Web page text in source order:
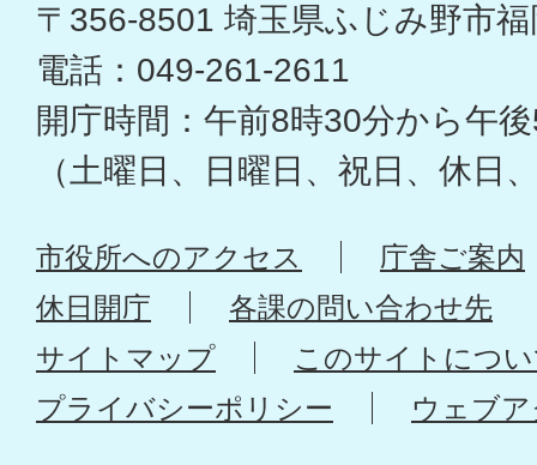
〒356-8501 埼玉県ふじみ野市
電話：049-261-2611
開庁時間：午前8時30分から午
（土曜日、日曜日、祝日、休日
市役所へのアクセス
庁舎ご案内
休日開庁
各課の問い合わせ先
サイトマップ
このサイトにつ
プライバシーポリシー
ウェブ